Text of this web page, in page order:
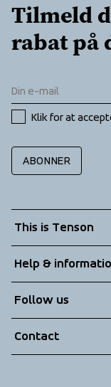
Tilmeld
rabat på
Klik for at
ABONNER
This is Tenson
Sustainability
Technologies
Help &
Terms & Conditions
Returns
Follow us
Contact